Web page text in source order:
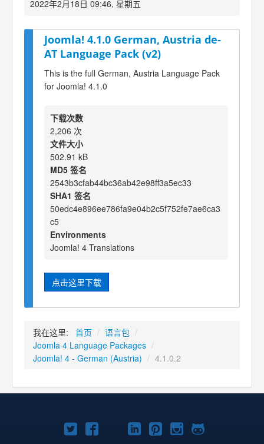
2022年2月18日 09:46, 星期五
Joomla! 4.1.0 German, Austria de-
AT Language Pack (v2)
This is the full German, Austria Language Pack
for Joomla! 4.1.0
下载次数
2,206 次
文件大小
502.91 kB
MD5 签名
2543b3cfab44bc36ab42e98ff3a5ec33
SHA1 签名
50edc4e896ee786fa9e04b2c5f752fe7ae6ca3
c5
Environments
Joomla! 4 Translations
点击这里下载
我在这里: 首页 / 语言包 /
Joomla 4 Language Packages /
Joomla! 4 - German (Austria) / 4.1.0.2
TwitterFacebookYouTube
LinkedIn
Pinterest
Instagram
GitHub